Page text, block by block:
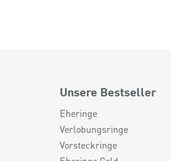
Unsere Bestseller
Eheringe
Verlobungsringe
Vorsteckringe